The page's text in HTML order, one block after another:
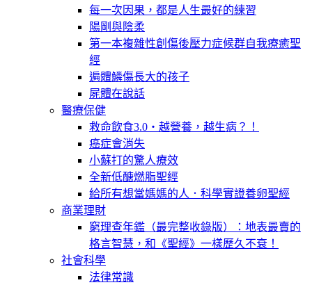
每一次因果，都是人生最好的練習
陽剛與陰柔
第一本複雜性創傷後壓力症候群自我療癒聖
經
遍體鱗傷長大的孩子
屍體在說話
醫療保健
救命飲食3.0‧越營養，越生病？！
癌症會消失
小蘇打的驚人療效
全新低醣燃脂聖經
給所有想當媽媽的人．科學實證養卵聖經
商業理財
窮理查年鑑（最完整收錄版）：地表最賣的
格言智慧，和《聖經》一樣歷久不衰！
社會科學
法律常識